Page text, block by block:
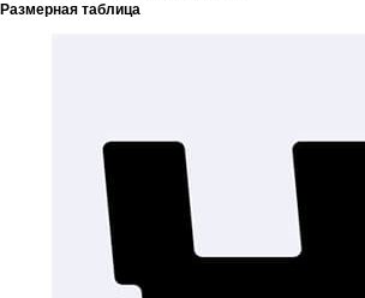
Размерная таблица